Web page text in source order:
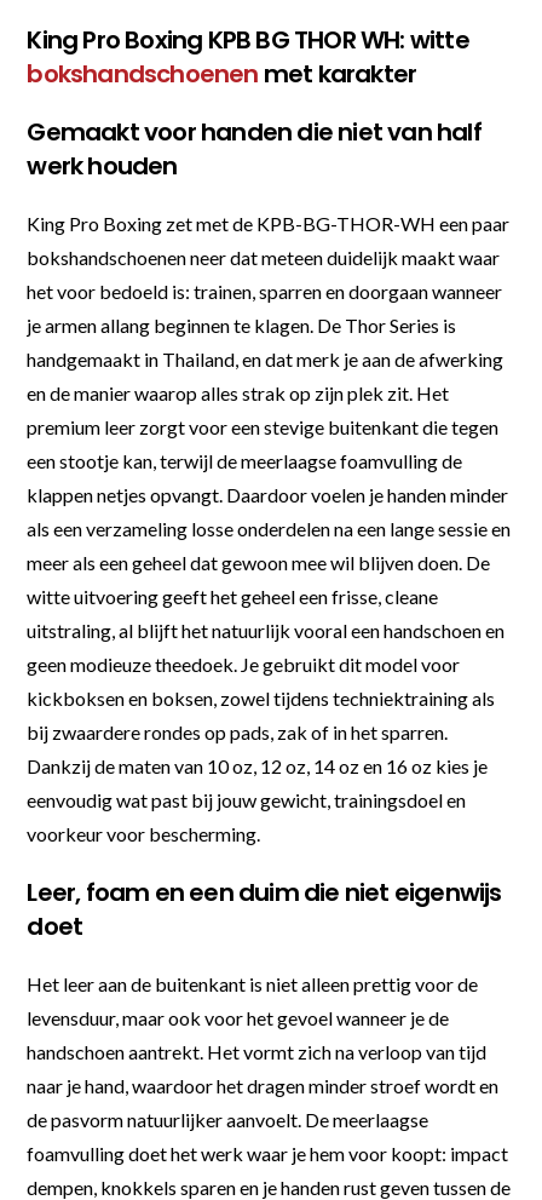
King Pro Boxing KPB BG THOR WH: witte
bokshandschoenen met karakter
Gemaakt voor handen die niet van half
werk houden
King Pro Boxing zet met de KPB-BG-THOR-WH een paar
bokshandschoenen neer dat meteen duidelijk maakt waar
het voor bedoeld is: trainen, sparren en doorgaan wanneer
je armen allang beginnen te klagen. De Thor Series is
handgemaakt in Thailand, en dat merk je aan de afwerking
en de manier waarop alles strak op zijn plek zit. Het
premium leer zorgt voor een stevige buitenkant die tegen
een stootje kan, terwijl de meerlaagse foamvulling de
klappen netjes opvangt. Daardoor voelen je handen minder
als een verzameling losse onderdelen na een lange sessie en
meer als een geheel dat gewoon mee wil blijven doen. De
witte uitvoering geeft het geheel een frisse, cleane
uitstraling, al blijft het natuurlijk vooral een handschoen en
geen modieuze theedoek. Je gebruikt dit model voor
kickboksen en boksen, zowel tijdens techniektraining als
bij zwaardere rondes op pads, zak of in het sparren.
Dankzij de maten van 10 oz, 12 oz, 14 oz en 16 oz kies je
eenvoudig wat past bij jouw gewicht, trainingsdoel en
voorkeur voor bescherming.
Leer, foam en een duim die niet eigenwijs
doet
Het leer aan de buitenkant is niet alleen prettig voor de
levensduur, maar ook voor het gevoel wanneer je de
handschoen aantrekt. Het vormt zich na verloop van tijd
naar je hand, waardoor het dragen minder stroef wordt en
de pasvorm natuurlijker aanvoelt. De meerlaagse
foamvulling doet het werk waar je hem voor koopt: impact
dempen, knokkels sparen en je handen rust geven tussen de